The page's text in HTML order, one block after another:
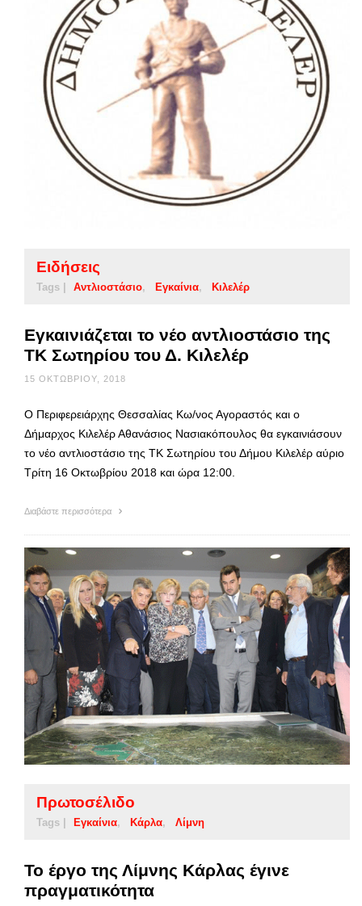
Ειδήσεις
Tags | Αντλιοστάσιο Εγκαίνια Κιλελέρ
Εγκαινιάζεται το νέο αντλιοστάσιο της
ΤΚ Σωτηρίου του Δ. Κιλελέρ
15 ΟΚΤΩΒΡΊΟΥ, 2018
Ο Περιφερειάρχης Θεσσαλίας Κω/νος Αγοραστός και ο
Δήμαρχος Κιλελέρ Αθανάσιος Νασιακόπουλος θα εγκαινιάσουν
το νέο αντλιοστάσιο της ΤΚ Σωτηρίου του Δήμου Κιλελέρ αύριο
Τρίτη 16 Οκτωβρίου 2018 και ώρα 12:00.
Διαβάστε περισσότερα
Πρωτοσέλιδο
Tags | Εγκαίνια Κάρλα Λίμνη
Το έργο της Λίμνης Κάρλας έγινε
πραγματικότητα